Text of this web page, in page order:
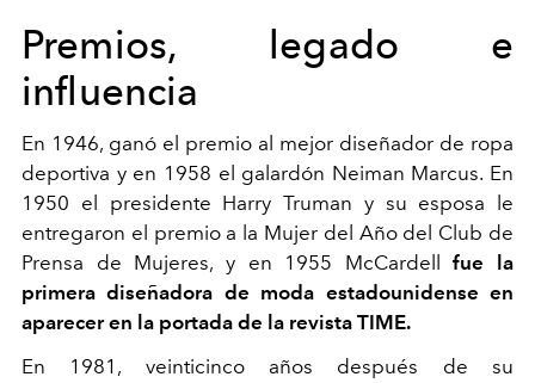
Premios, legado e
influencia
En 1946, ganó el premio al mejor diseñador de ropa
deportiva y en 1958 el galardón Neiman Marcus. En
1950 el presidente Harry Truman y su esposa le
entregaron el premio a la Mujer del Año del Club de
Prensa de Mujeres, y en 1955 McCardellfue la
primera diseñadora de moda estadounidense en
aparecer en la portada de la revista TIME.
En 1981, veinticinco años después de su